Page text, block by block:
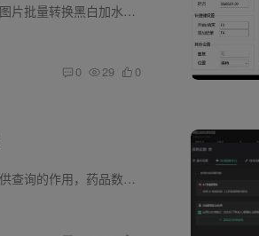
软件介绍 一键彩色照片图片批量转换黑白加水印工具 要处理图片拖拽放入 一键处理成黑白照片 图片转黑白：将彩色照片一键转换为黑白效果。 软件截图
0 29 0
软件介绍 这个软件只提供查询的作用，药品数据也是来源于东方医药网，用药谨遵医嘱 ，切勿当自行用药。 数据源收集的共有11万+记录，以parquet格式压缩后嵌入程序中(约31M)。所以本程序是不联网...